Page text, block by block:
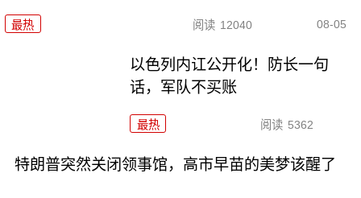
最热 阅读 12040 08-05
以色列内讧公开化！防长一句
话，军队不买账
最热 阅读 5362
特朗普突然关闭领事馆，高市早苗的美梦该醒了